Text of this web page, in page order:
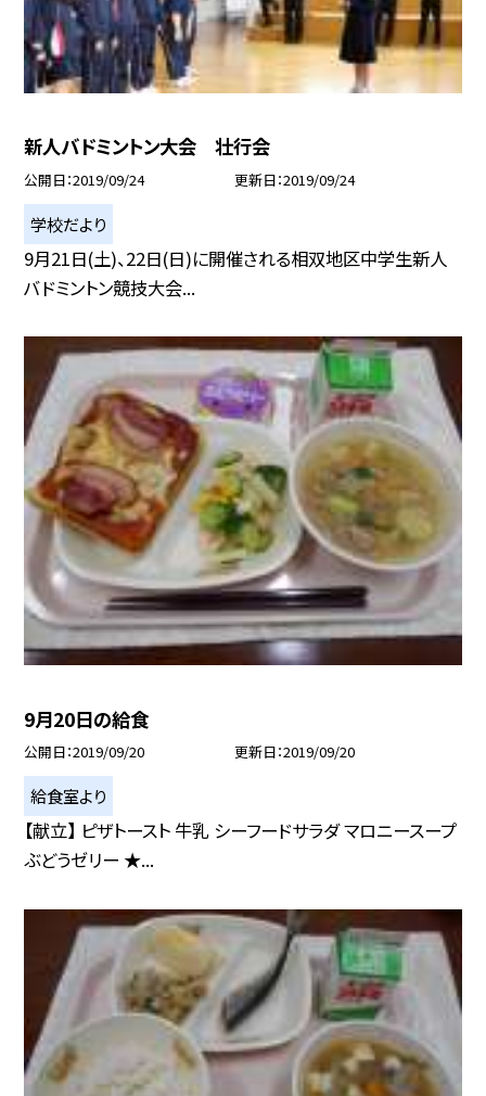
新人バドミントン大会 壮行会
公開日 2019/09/24 更新日 2019/09/24
学校だより
9月21日(土)、22日(日)に開催される相双地区中学生新人
バドミントン競技大会...
9月20日の給食
公開日 2019/09/20 更新日 2019/09/20
給食室より
【献立】 ピザトースト 牛乳 シーフードサラダ マロニースープ
ぶどうゼリー ★...